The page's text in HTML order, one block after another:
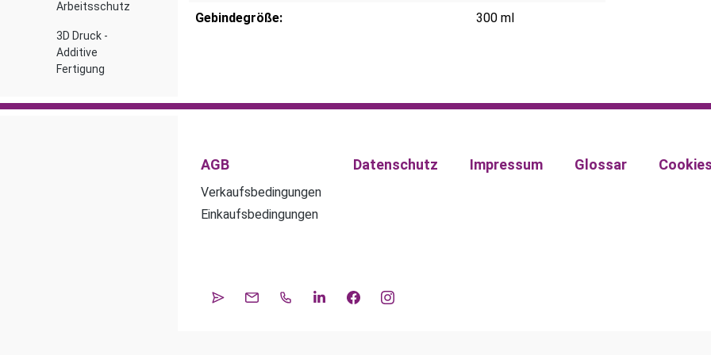
Arbeitsschutz
3D Druck -
Additive
Fertigung
Gebindegröße: 300 ml
AGB
Verkaufsbedingungen
Einkaufsbedingungen
Datenschutz Impressum Glossar